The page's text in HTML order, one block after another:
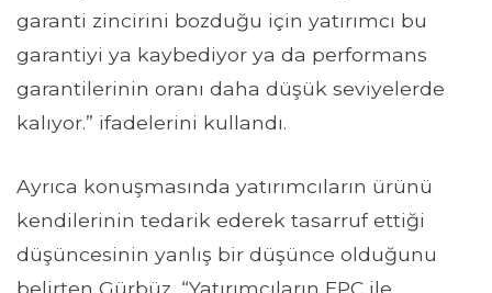
garanti zincirini bozduğu için yatırımcı bu
garantiyi ya kaybediyor ya da performans
garantilerinin oranı daha düşük seviyelerde
kalıyor.” ifadelerini kullandı.
Ayrıca konuşmasında yatırımcıların ürünü
kendilerinin tedarik ederek tasarruf ettiği
düşüncesinin yanlış bir düşünce olduğunu
belirten Gürbüz, “Yatırımcıların EPC ile